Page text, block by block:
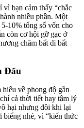
bạn cảm thấy “chắc
nhiều phần. Một
10% tổng số vốn cho
còn cơ hội gỡ gạc ở
châm bất di bất
Đấu
về phong độ gần
cả thời tiết hay tâm lý
hại nhưng đôi khi lại
biếng nhé, vì “kiến thức